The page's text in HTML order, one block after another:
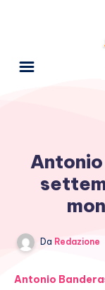
Antonio
Da Redazione
Antonio